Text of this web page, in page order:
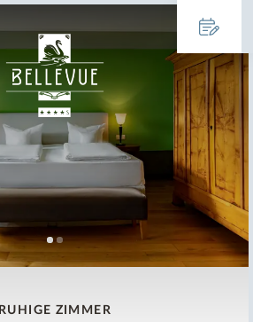
RUHIGE ZIMMER